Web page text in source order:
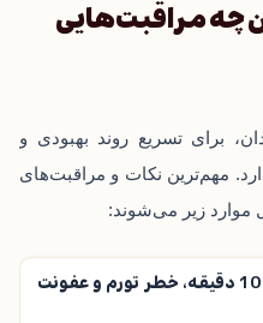
چه مراقبت‌هایی
برای تسریع روند بهبودی و
مهم‌ترین نکات و مراقبت‌های
موارد زیر می‌شوند:
استفاده از کمپرس یخ به مدت 10 دقیقه، خطر تورم و عفونت